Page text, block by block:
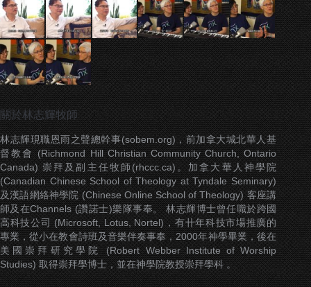
關於林志輝牧師
林志輝現職恩雨之聲總幹事(sobem.org)，前加拿大城北華人基
督教會 (Richmond Hill Christian Community Church, Ontario
Canada) 崇拜及副主任牧師(rhccc.ca)。加拿大華人神學院
(Canadian Chinese School of Theology at Tyndale Seminary)
及漢語網絡神學院 (Chinese Online School of Theology) 客座講
師及在Channels (讚諾士)樂隊事奉。 林志輝博士曾任職於跨國
高科技公司 (Microsoft, Lotus, Nortel)，有卄年科技市場推廣的
專業，從小在教會詩班及音樂伴奏事奉，2000年神學畢業，後在
美國崇拜研究學院 (Robert Webber Institute of Worship
Studies) 取得崇拜學博士，並在神學院教授崇拜學科 。